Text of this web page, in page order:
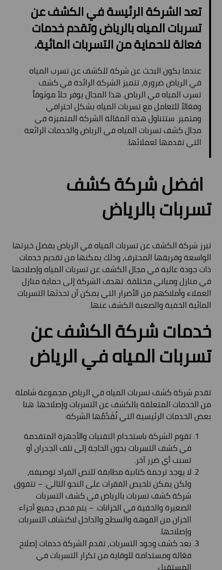
تعد الشركة الرئيسة في الكشف عن
تسربات المياه بالرياض وتقدم خدمات
فعالة للحماية من التسربات المائية.
عندما يكون البحث عن شركة للكشف عن تسرب المياه
في الرياض ضرورة، تتميز الشركة الرائدة في كشف
تسرب المياه في الرياض. هذا المجال يوفر حلاً موثوقاً
وفعّالاً للتعامل مع تسربات المياه بشكل احترافي
ومتميز. ستتناول هذه المقالة الشركة المتميزة في
مجال كشف تسربات المياه في الرياض والخدمات الرائعة
التي تقدمها لعملائها.
افضل شركة كشف
تسربات بالرياض
تبرز شركة الكشف عن تسربات المياه في الرياض بفضل خبرتها
الواسعة وفريقها المحترف، وذلك يمكنها من تقديم خدمات
ذات جودة عالية في مجال الكشف عن تسربات المياه وإصلاحها
في منازل ومباني مختلفة. تهدف الشركة إلى حماية منازل
العملاء وأملاكهم من الأضرار التي يمكن أن تحدثها التسربات
المائية الخفية والصعبة الكشف عنها.
خدمات شركة الكشف عن
تسربات المياه في الرياض
تقدم شركة كشف تسربات المياه في الرياض مجموعة شاملة
من الخدمات المتعلقة بالكشف عن التسربات وإصلاحها. هنا
بعض الخدمات الرئيسية التي تُقَدِّمُها الشركة:
تقوم الشركة باستخدام التقنيات والأجهزة المتقدمة
في كشف التسربات بدون الحاجة إلى تلف الجدران أو
تسبب أي ضرر آخر.
لا يوجد ترجمة كتابية مطابقة للنص المراد توصيفه،
ولكن يمكن تلخيص الفقرات على النحو التالي: – تتفوق
شركة كشف تسربات بالرياض في كشف التسربات
الصغيرة والخفية في الخزانات. – يتم فحص جميع أجزاء
الخزان من الفوهة والسطح والداخل لاكتشاف التسربات
وإصلاحها.
بعد كشف وجود التسربات، تقدم الشركة خدمات إصلاح
فعّالة ومستدامة للوقاية من تكرار التسربات في